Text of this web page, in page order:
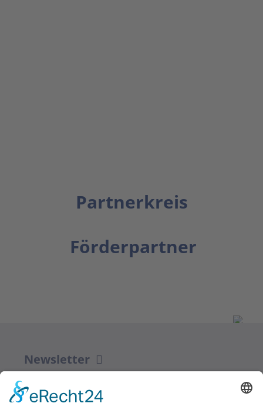
Partnerkreis
Förderpartner
Newsletter
ZUR ANMELDUNG